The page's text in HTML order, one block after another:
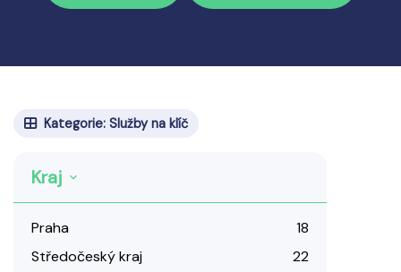
Kategorie: Služby na klíč
Kraj
Praha
18
Středočeský kraj
22